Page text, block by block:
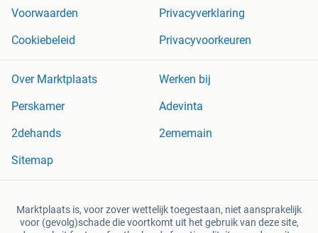
Voorwaarden
Privacyverklaring
Cookiebeleid
Privacyvoorkeuren
Over Marktplaats
Werken bij
Perskamer
Adevinta
2dehands
2ememain
Sitemap
Marktplaats is, voor zover wettelijk toegestaan, niet aansprakelijk
voor (gevolg)schade die voortkomt uit het gebruik van deze site,